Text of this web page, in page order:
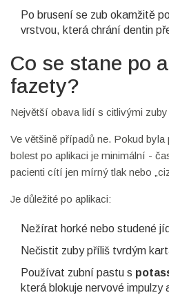
Po brusení se zub okamžitě
vrstvou, která chrání dentin
Co se stane po
fazety?
Největší obava lidí s citlivými zuby
Ve většině případů ne. Pokud
bolest po aplikaci je minimální -
pacienti cítí jen mírný tlak nebo
Je důležité po aplikaci:
Nežírat horké nebo studené
Nečistit zuby příliš tvrdým
Používat zubní pastu s
která blokuje nervové impulzy